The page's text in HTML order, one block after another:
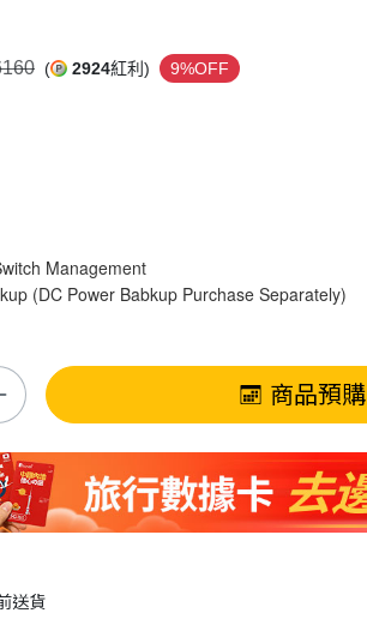
( 2924紅利) 9%OFF
Management
(DC Power Babkup Purchase Separately)
商品預購
送貨